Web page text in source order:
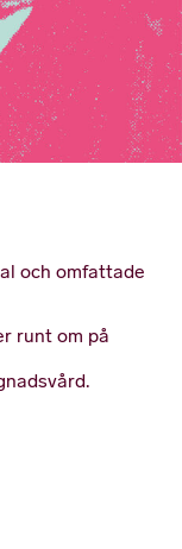
och omfattade
runt om på